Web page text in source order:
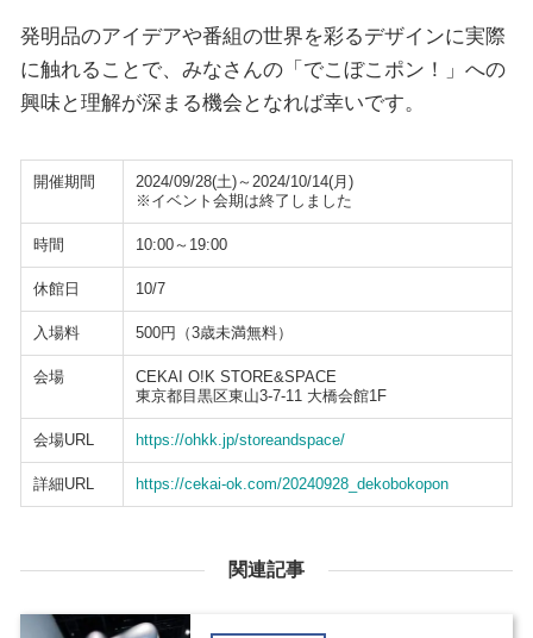
発明品のアイデアや番組の世界を彩るデザインに実際
に触れることで、みなさんの「でこぼこポン！」への
興味と理解が深まる機会となれば幸いです。
開催期間
2024/09/28(土)～2024/10/14(月)
※イベント会期は終了しました
時間 10:00～19:00
休館日 10/7
入場料 500円（3歳未満無料）
会場
CEKAI O!K STORE&SPACE
東京都目黒区東山3-7-11 大橋会館1F
会場URL https://ohkk.jp/storeandspace/
詳細URL https://cekai-ok.com/20240928_dekobokopon
関連記事